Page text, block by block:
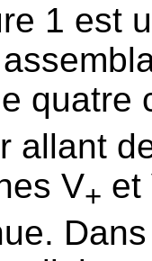
1 est
quatre
allant
V+ et